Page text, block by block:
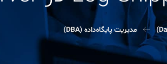
مدیریت پایگاه‌داده (DBA)